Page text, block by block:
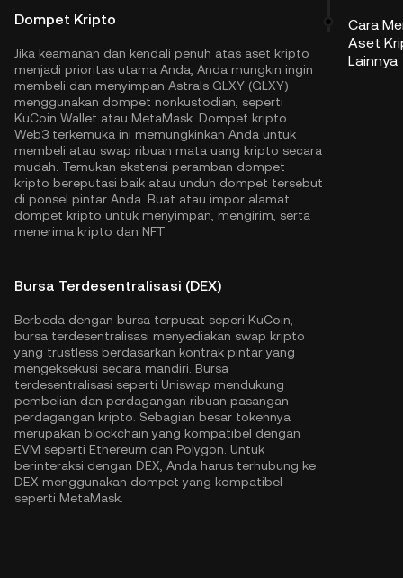
Dompet Kripto
Jika keamanan dan kendali penuh atas aset kripto
menjadi prioritas utama Anda, Anda mungkin ingin
membeli dan menyimpan Astrals GLXY (GLXY)
menggunakan dompet nonkustodian, seperti
KuCoin Wallet atau MetaMask. Dompet kripto
Web3 terkemuka ini memungkinkan Anda untuk
membeli atau swap ribuan mata uang kripto secara
mudah. Temukan ekstensi peramban dompet
kripto bereputasi baik atau unduh dompet tersebut
di ponsel pintar Anda. Buat atau impor alamat
dompet kripto untuk menyimpan, mengirim, serta
menerima kripto dan NFT.
Bursa Terdesentralisasi (DEX)
Berbeda dengan bursa terpusat seperi KuCoin,
bursa terdesentralisasi menyediakan swap kripto
yang trustless berdasarkan kontrak pintar yang
mengeksekusi secara mandiri. Bursa
terdesentralisasi seperti Uniswap mendukung
pembelian dan perdagangan ribuan pasangan
perdagangan kripto. Sebagian besar tokennya
merupakan blockchain yang kompatibel dengan
EVM seperti Ethereum dan Polygon . Untuk
berinteraksi dengan DEX, Anda harus terhubung ke
DEX menggunakan dompet yang kompatibel
seperti MetaMask.
Cara
Aset
Lainnya